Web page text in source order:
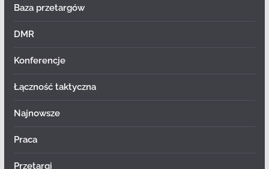
Baza przetargów
DMR
Konferencje
Łączność taktyczna
Najnowsze
Praca
Przetargi